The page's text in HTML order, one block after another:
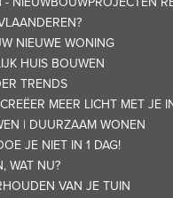
NIEUWE WONING
HUIS BOUWEN
TRENDS
MEER LICHT MET JE
| DUURZAAM WONEN
JE NIET IN 1 DAG!
WAT NU?
VAN JE TUIN